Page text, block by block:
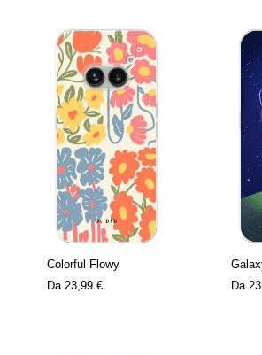
Colorful Flowy
Da 23,99 €
Da